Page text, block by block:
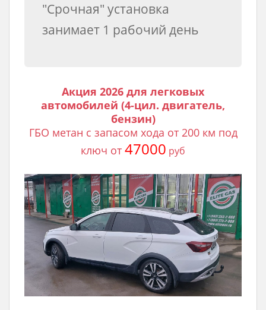
"Срочная" установка
занимает 1 рабочий день
Акция 2026 для легковых
автомобилей (4-цил. двигатель,
бензин)
ГБО метан с запасом хода от 200 км под
ключ от 47000 руб